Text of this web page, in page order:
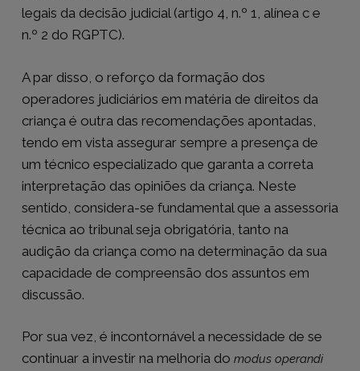
legais da decisão judicial (artigo 4, n.º 1, alínea c e
n.º 2 do RGPTC).
A par disso, o reforço da formação dos
operadores judiciários em matéria de direitos da
criança é outra das recomendações apontadas,
tendo em vista assegurar sempre a presença de
um técnico especializado que garanta a correta
interpretação das opiniões da criança. Neste
sentido, considera-se fundamental que a assessoria
técnica ao tribunal seja obrigatória, tanto na
audição da criança como na determinação da sua
capacidade de compreensão dos assuntos em
discussão.
Por sua vez, é incontornável a necessidade de se
continuar a investir na melhoria do modus operandi